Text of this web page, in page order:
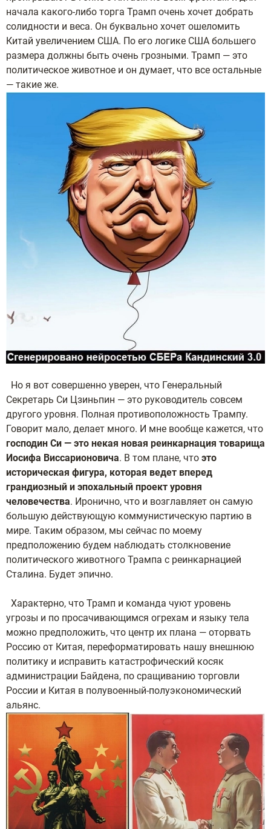
начала какого-либо торга Трамп очень хочет добрать
солидности и веса. Он буквально хочет ошеломить
Китай увеличением США. По его логике США большего
размера должны быть очень грозными. Трамп — это
политическое животное и он думает, что все остальные
— такие же.
Но я вот совершенно уверен, что Генеральный
Секретарь Си Цзиньпин — это руководитель совсем
другого уровня. Полная противоположность Трампу.
Говорит мало, делает много. И мне вообще кажется, что
господин Си — это некая новая реинкарнация товарища
Иосифа Виссарионовича. В том плане, что это
историческая фигура, которая ведет вперед
грандиозный и эпохальный проект уровня
человечества. Иронично, что и возглавляет он самую
большую действующую коммунистическую партию в
мире. Таким образом, мы сейчас по моему
предположению будем наблюдать столкновение
политического животного Трампа с реинкарнацией
Сталина. Будет эпично.
Характерно, что Трамп и команда чуют уровень
угрозы и по просачивающимся огрехам и языку тела
можно предположить, что центр их плана — оторвать
Россию от Китая, переформатировать нашу внешнюю
политику и исправить катастрофический косяк
администрации Байдена, по сращиванию торговли
России и Китая в полувоенный-полуэкономический
альянс.